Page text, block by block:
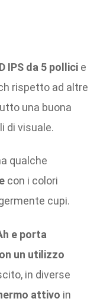
IPS da 5 pollici e
rispetto ad altre
una buona
di visuale.
qualche
con i colori
cupi.
e porta
un utilizzo
in diverse
attivo in